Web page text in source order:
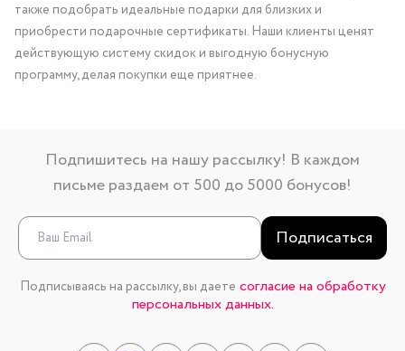
также подобрать идеальные подарки для близких и
приобрести подарочные сертификаты. Наши клиенты ценят
действующую систему скидок и выгодную бонусную
программу, делая покупки еще приятнее.
Подпишитесь на нашу рассылку! В каждом
письме раздаем от 500 до 5000 бонусов!
Подписаться
Подписываясь на рассылку, вы даете согласие на обработку
персональных данных.